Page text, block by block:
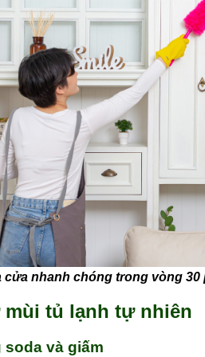
cửa nhanh chóng trong vòng 30
mùi tủ lạnh tự nhiên
soda và giấm